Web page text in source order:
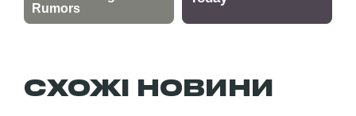
СХОЖІ НОВИНИ